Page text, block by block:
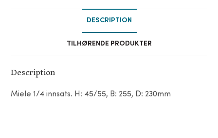
DESCRIPTION
TILHØRENDE PRODUKTER
Description
Miele 1/4 innsats. H: 45/55, B: 255, D: 230mm